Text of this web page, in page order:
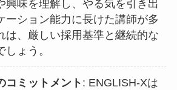
興味を理解し、やる気を引き出
ーション能力に長けた講師が多
は、厳しい採用基準と継続的な
ょう。
コミットメント : ENGLISH-Xは